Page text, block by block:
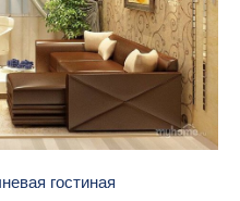
гостиная